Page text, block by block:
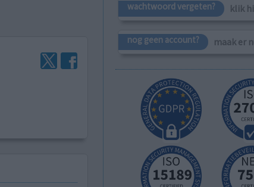
wachtwoord vergeten? klik
nog geen account? maak er